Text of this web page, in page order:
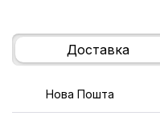
Доставка
Нова Пошта